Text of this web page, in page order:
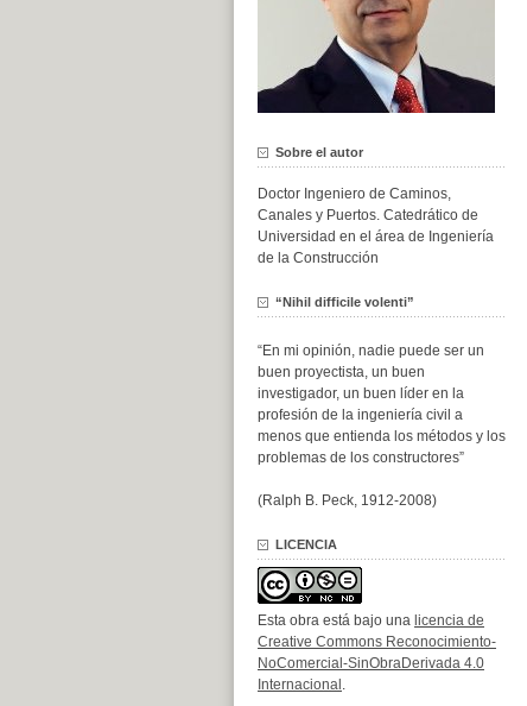
Sobre el autor
Doctor Ingeniero de Caminos,
Canales y Puertos. Catedrático de
Universidad en el área de Ingeniería
de la Construcción
“Nihil difficile volenti”
“En mi opinión, nadie puede ser un
buen proyectista, un buen
investigador, un buen líder en la
profesión de la ingeniería civil a
menos que entienda los métodos y los
problemas de los constructores”
(Ralph B. Peck, 1912-2008)
LICENCIA
Esta obra está bajo una licencia de
Creative Commons Reconocimiento-
NoComercial-SinObraDerivada 4.0
Internacional .